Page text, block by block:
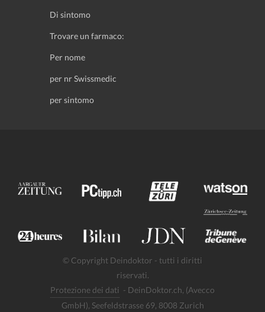
Di sintomo
Trovare un farmaco:
Per nome
per nr Swissmedic
per sintomo
© Copyright Deindoktor - tutti i diritti
riservati.
Protezione dei dati - DeinDoktor.ch, (Avecco
GmbH), Seefeldstrasse 69, 8008 Zurich